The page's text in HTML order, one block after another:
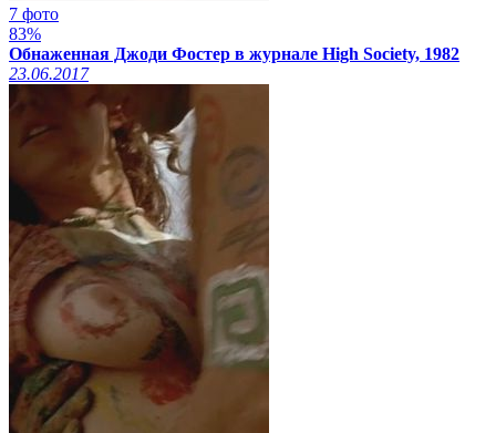
7 фото
83%
Обнаженная Джоди Фостер в журнале High Society, 1982
23.06.2017